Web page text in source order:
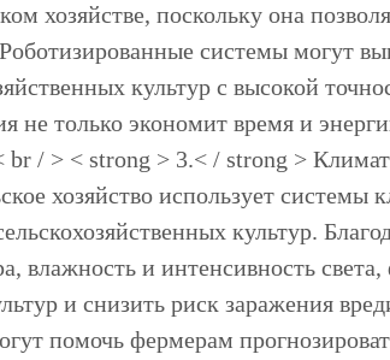
хозяйстве, поскольку она
системы могут
культур с высокой
не только экономит время и
br / > < strong > 3.< / strong >
хозяйство использует системы
культур.
влажность и интенсивность
и снизить риск заражения
помочь фермерам